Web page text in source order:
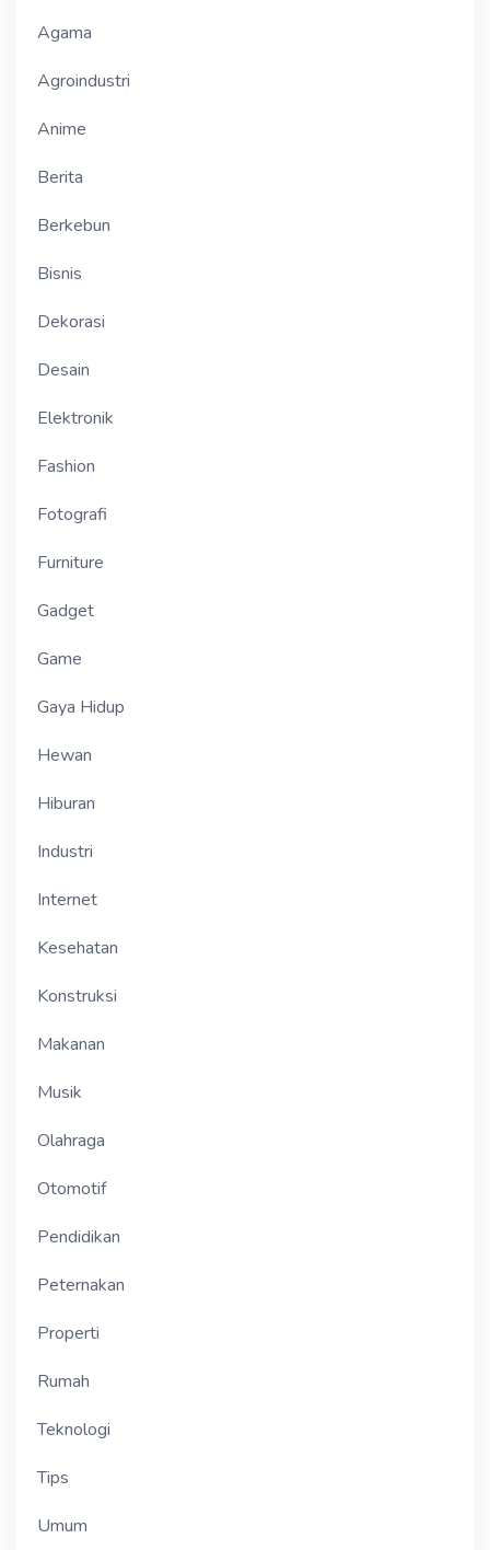
Agama
Agroindustri
Anime
Berita
Berkebun
Bisnis
Dekorasi
Desain
Elektronik
Fashion
Fotografi
Furniture
Gadget
Game
Gaya Hidup
Hewan
Hiburan
Industri
Internet
Kesehatan
Konstruksi
Makanan
Musik
Olahraga
Otomotif
Pendidikan
Peternakan
Properti
Rumah
Teknologi
Tips
Umum